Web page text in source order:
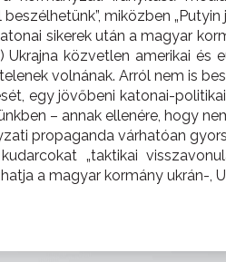
miközben
sikerek után a magyar
Ukrajna közvetlen amerikai
volnának. Arról nem is
egy jövőbeni katonai-
– annak ellenére, hogy
propaganda várhatóan
„taktikai
a magyar kormány ukrán-,